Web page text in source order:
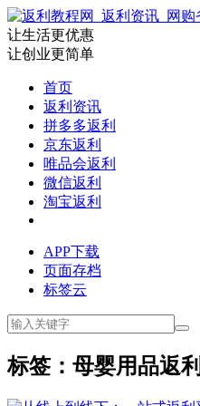
让生活更优惠
让创业更简单
首页
返利资讯
拼多多返利
京东返利
唯品会返利
微信返利
淘宝返利
APP下载
页面存档
标签云
标签：母婴用品返